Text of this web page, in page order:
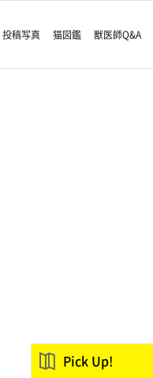
投稿写真 猫図鑑 獣医師Q&A
Pick Up!